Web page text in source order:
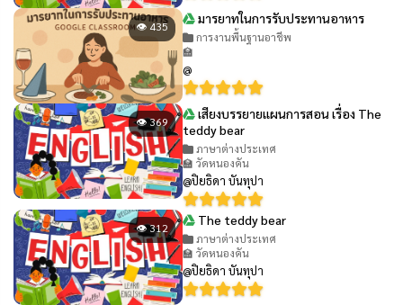
👁 435 มารยาทในการรับประทานอาหาร
การงานพื้นฐานอาชีพ
🏫
@
👁 369
เสียงบรรยายแผนการสอน เรื่อง The
teddy bear
ภาษาต่างประเทศ
🏫 วัดหนองคัน
@ปิยธิดา บันทุปา
👁 312 The teddy bear
ภาษาต่างประเทศ
🏫 วัดหนองคัน
@ปิยธิดา บันทุปา